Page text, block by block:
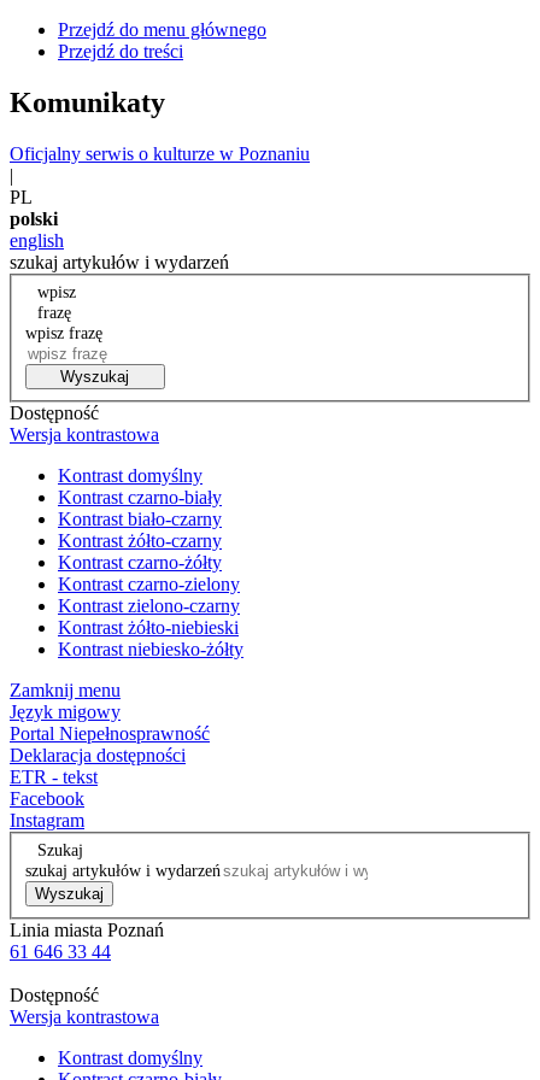
Przejdź do menu głównego
Przejdź do treści
Komunikaty
Oficjalny serwis o kulturze w Poznaniu
|
PL
polski
english
szukaj artykułów i wydarzeń
wpisz
frazę
wpisz frazę
Wyszukaj
Dostępność
Wersja kontrastowa
Kontrast domyślny
Kontrast czarno-biały
Kontrast biało-czarny
Kontrast żółto-czarny
Kontrast czarno-żółty
Kontrast czarno-zielony
Kontrast zielono-czarny
Kontrast żółto-niebieski
Kontrast niebiesko-żółty
Zamknij menu
Język migowy
Portal Niepełnosprawność
Deklaracja dostępności
ETR - tekst
Facebook
Instagram
Szukaj
szukaj artykułów i wydarzeń
Wyszukaj
Linia miasta Poznań
61 646 33 44
Dostępność
Wersja kontrastowa
Kontrast domyślny